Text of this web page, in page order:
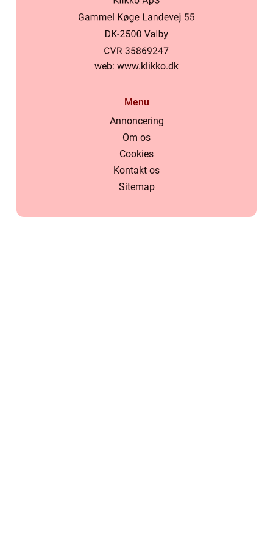
web: www.klikko.dk
Menu
Annoncering
Om os
Cookies
Kontakt os
Sitemap